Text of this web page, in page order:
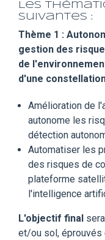
Les
suivantes :
Thème 1 :
gestion des
de
d'une
Amélioration de
autonome les
détection
Automatiser les
des risques de
plateforme
l'intelligence
L'objectif final
et/ou sol, éprouvés